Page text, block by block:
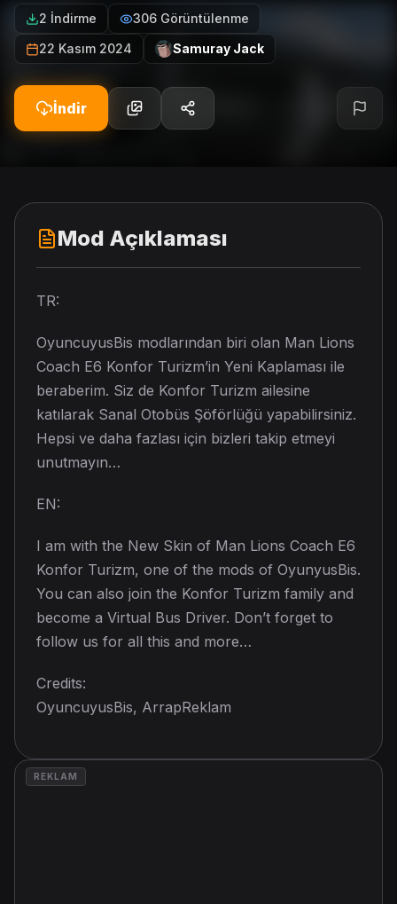
2 İndirme
306 Görüntülenme
22 Kasım 2024
Samuray Jack
İndir
Mod Açıklaması
TR:
OyuncuyusBis modlarından biri olan Man Lions
Coach E6 Konfor Turizm’in Yeni Kaplaması ile
beraberim. Siz de Konfor Turizm ailesine
katılarak Sanal Otobüs Şöförlüğü yapabilirsiniz.
Hepsi ve daha fazlası için bizleri takip etmeyi
unutmayın…
EN:
I am with the New Skin of Man Lions Coach E6
Konfor Turizm, one of the mods of OyunyusBis.
You can also join the Konfor Turizm family and
become a Virtual Bus Driver. Don’t forget to
follow us for all this and more…
Credits:
OyuncuyusBis, ArrapReklam
REKLAM